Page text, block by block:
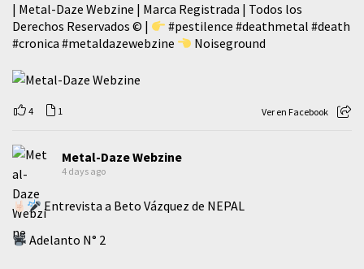
| Metal-Daze Webzine | Marca Registrada | Todos los
Derechos Reservados © |
#pestilence #deathmetal #death
#cronica #metaldazewebzine Noiseground
4 1 Ver en Facebook
Metal-Daze Webzine
4 days ago
Entrevista a Beto Vázquez de NEPAL
Adelanto N° 2